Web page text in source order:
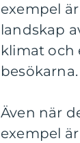
exempel
landskap
klimat och
besökarna.
Även när
exempel